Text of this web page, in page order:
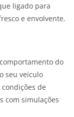
ligado para
e envolvente.
do
seu veículo
de
com simulações